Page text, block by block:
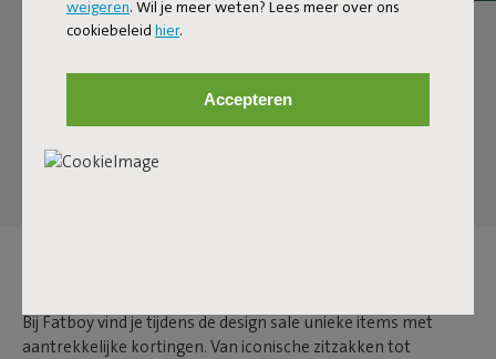
weigeren. Wil je meer weten? Lees meer over ons
cookiebeleid hier.
Accepteren
Volgende pagina
Alles tonen
Bij Fatboy vind je tijdens de design sale unieke items met
aantrekkelijke kortingen. Van iconische zitzakken tot